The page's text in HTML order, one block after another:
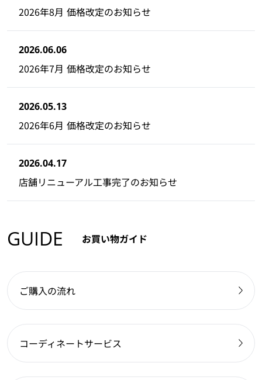
2026年8月 価格改定のお知らせ
2026.06.06
2026年7月 価格改定のお知らせ
2026.05.13
2026年6月 価格改定のお知らせ
2026.04.17
店舗リニューアル工事完了のお知らせ
GUIDE お買い物ガイド
ご購入の流れ
コーディネートサービス